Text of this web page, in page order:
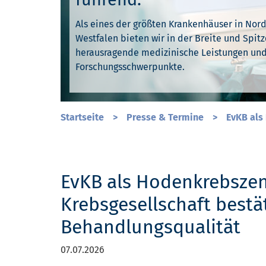
Unser gesamtes Denken und Handeln ist
Werte geprägt. Wir leben Toleranz und
unserer Arbeit – jeden Tag.
Als eines der größten Krankenhäuser in
Westfalen bieten wir in der Breite und
herausragende medizinische Leistungen und
Forschungsschwerpunkte.
Ihre Gesundheit liegt uns am Herzen.
unser Fachwissen und jahrelange Erfahrung
Sie schnell wieder gesund werden.
Startseite > Presse & Termine > EvKB
EvKB als
Krebsgesellschaft
Behandlungsqualität
07.07.2026